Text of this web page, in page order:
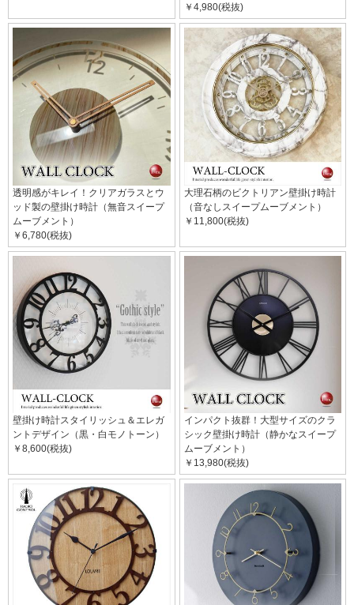
￥4,980(税抜)
透明感がキレイ！クリアガラスとウ
ッド製の壁掛け時計（無音スイープ
ムーブメント）
￥6,780(税抜)
大理石柄のビクトリアン壁掛け時計
（音なしスイープムーブメント）
￥11,800(税抜)
壁掛け時計スタイリッシュ＆エレガ
ントデザイン（黒・白モノトーン）
￥8,600(税抜)
インパクト抜群！大型サイズのクラ
シック壁掛け時計（静かなスイープ
ムーブメント）
￥13,980(税抜)